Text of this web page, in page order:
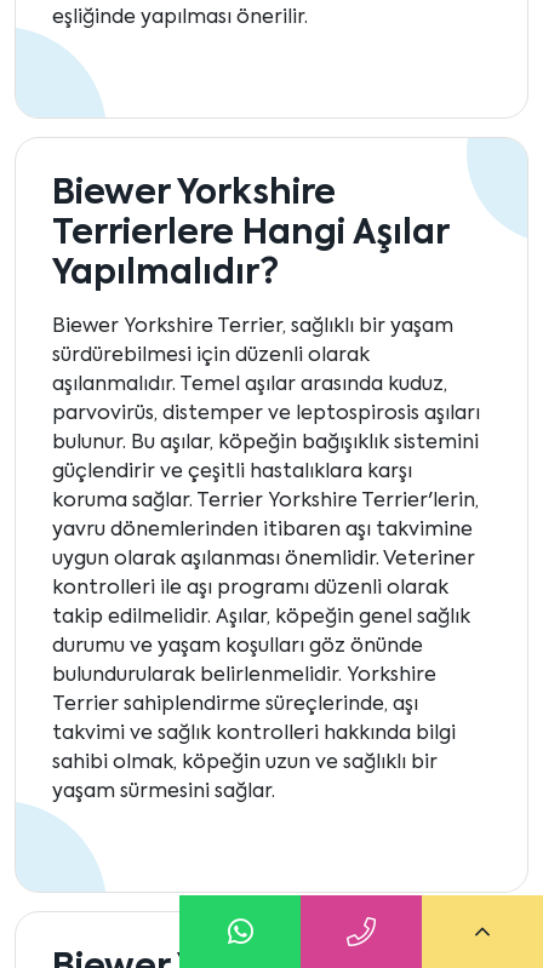
eşliğinde yapılması önerilir.
Biewer Yorkshire
Terrierlere Hangi Aşılar
Yapılmalıdır?
Biewer Yorkshire Terrier, sağlıklı bir yaşam
sürdürebilmesi için düzenli olarak
aşılanmalıdır. Temel aşılar arasında kuduz,
parvovirüs, distemper ve leptospirosis aşıları
bulunur. Bu aşılar, köpeğin bağışıklık sistemini
güçlendirir ve çeşitli hastalıklara karşı
koruma sağlar. Terrier Yorkshire Terrier'lerin,
yavru dönemlerinden itibaren aşı takvimine
uygun olarak aşılanması önemlidir. Veteriner
kontrolleri ile aşı programı düzenli olarak
takip edilmelidir. Aşılar, köpeğin genel sağlık
durumu ve yaşam koşulları göz önünde
bulundurularak belirlenmelidir. Yorkshire
Terrier sahiplendirme süreçlerinde, aşı
takvimi ve sağlık kontrolleri hakkında bilgi
sahibi olmak, köpeğin uzun ve sağlıklı bir
yaşam sürmesini sağlar.